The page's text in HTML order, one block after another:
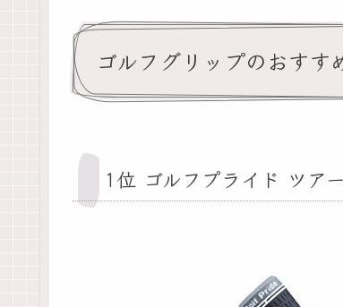
ゴルフグリップのおすす
1位 ゴルフプライド ツア